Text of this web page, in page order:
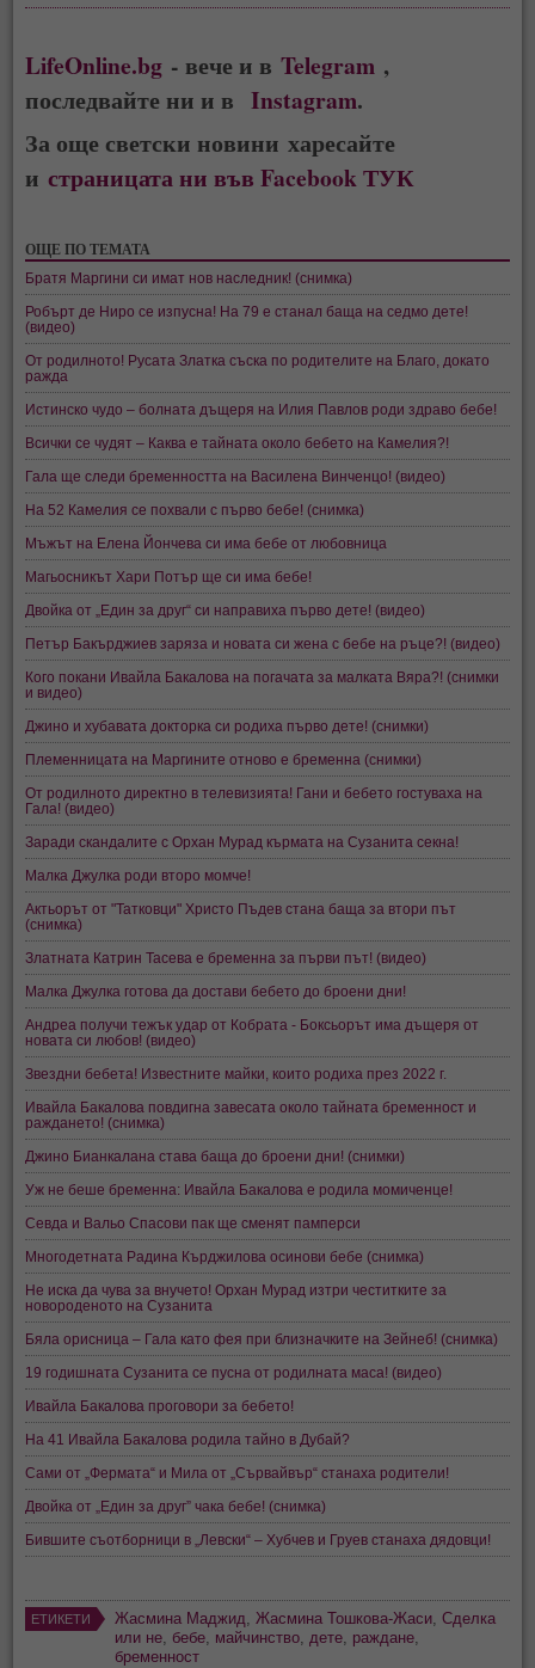
LifeOnline.bg - вече и вTelegram ,
последвайте ни и вInstagram.
За още светски новини харесайте
истраницата ни във Facebook ТУК
ОЩЕ ПО ТЕМАТА
Братя Маргини си имат нов наследник! (снимка)
Робърт де Ниро се изпусна! На 79 е станал баща на седмо дете!
(видео)
От родилното! Русата Златка съска по родителите на Благо, докато
ражда
Истинско чудо – болната дъщеря на Илия Павлов роди здраво бебе!
Всички се чудят – Каква е тайната около бебето на Камелия?!
Гала ще следи бременността на Василена Винченцо! (видео)
На 52 Камелия се похвали с първо бебе! (снимка)
Мъжът на Елена Йончева си има бебе от любовница
Магьосникът Хари Потър ще си има бебе!
Двойка от „Един за друг“ си направиха първо дете! (видео)
Петър Бакърджиев заряза и новата си жена с бебе на ръце?! (видео)
Кого покани Ивайла Бакалова на погачата за малката Вяра?! (снимки
и видео)
Джино и хубавата докторка си родиха първо дете! (снимки)
Племенницата на Маргините отново е бременна (снимки)
От родилното директно в телевизията! Гани и бебето гостуваха на
Гала! (видео)
Заради скандалите с Орхан Мурад кърмата на Сузанита секна!
Малка Джулка роди второ момче!
Актьорът от "Татковци" Христо Пъдев стана баща за втори път
(снимка)
Златната Катрин Тасева е бременна за първи път! (видео)
Малка Джулка готова да достави бебето до броени дни!
Андреа получи тежък удар от Кобрата - Боксьорът има дъщеря от
новата си любов! (видео)
Звездни бебета! Известните майки, които родиха през 2022 г.
Ивайла Бакалова повдигна завесата около тайната бременност и
раждането! (снимка)
Джино Бианкалана става баща до броени дни! (снимки)
Уж не беше бременна: Ивайла Бакалова е родила момиченце!
Севда и Вальо Спасови пак ще сменят памперси
Многодетната Радина Кърджилова осинови бебе (снимка)
Не иска да чува за внучето! Орхан Мурад изтри честитките за
новороденото на Сузанита
Бяла орисница – Гала като фея при близначките на Зейнеб! (снимка)
19 годишната Сузанита се пусна от родилната маса! (видео)
Ивайла Бакалова проговори за бебето!
На 41 Ивайла Бакалова родила тайно в Дубай?
Сами от „Фермата“ и Мила от „Сървайвър“ станаха родители!
Двойка от „Един за друг” чака бебе! (снимка)
Бившите съотборници в „Левски“ – Хубчев и Груев станаха дядовци!
ЕТИКЕТИ Жасмина Маджид,Жасмина Тошкова-Жаси,Сделка
или не, бебе, майчинство,дете, раждане,
бременност